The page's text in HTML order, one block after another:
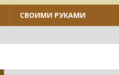
СВОИМИ РУКАМИ